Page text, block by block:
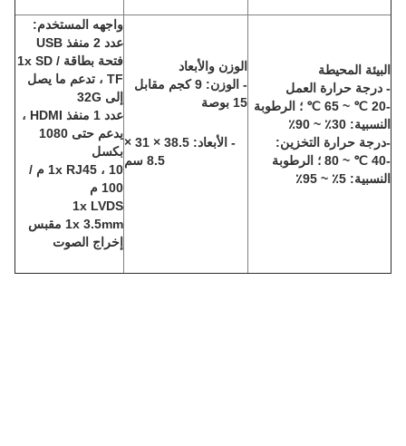
البيئة المحيطة
- درجة حرارة العمل
-20 ℃ ~ 65 ℃ ؛ الرطوبة
النسبية: 30٪ ~ 90٪
-درجة حرارة التخزين:
-40 ℃ ~ 80 ؛ الرطوبة
النسبية: 5٪ ~ 95٪
الوزن والأبعاد
- الوزن: 9 كجم مقابل
15 بوصة
- الأبعاد: 38.5 × 31 ×
8.5 سم
واجهه المستخدم:
عدد 2 منفذ USB
فتحة بطاقة 1x SD /
TF ، تدعم ما يصل
إلى 32G
عدد 1 منفذ HDMI ،
يدعم حتى 1080
بكسل
1x RJ45 ، 10 م /
100 م
1x LVDS
1x 3.5mm مقبس
إخراج الصوت